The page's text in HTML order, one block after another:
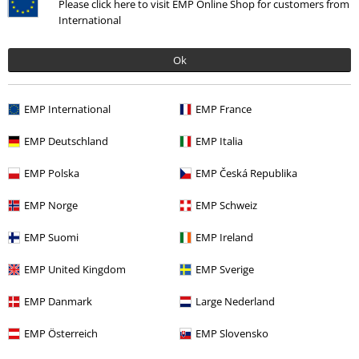
Please click here to visit EMP Online Shop for customers from
International
Ok
EMP International EMP France
EMP Deutschland EMP Italia
EMP Polska EMP Česká Republika
EMP Norge EMP Schweiz
EMP Suomi EMP Ireland
EMP United Kingdom EMP Sverige
EMP Danmark Large Nederland
EMP Österreich EMP Slovensko
PVPR44,99 €
Más categorías. Más opciones
Ropa Jerseys Capuchas
Nuevo Ropa Jerseys
Ofertas % Hombre Jerséis y sudaderas Capuchas